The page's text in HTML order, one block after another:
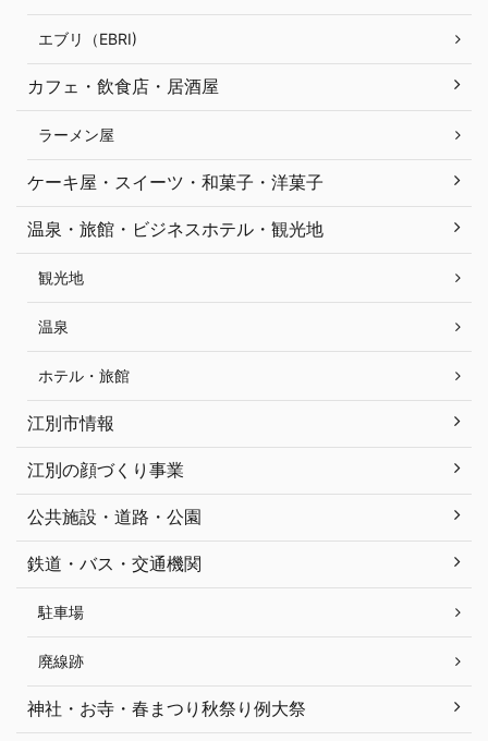
エブリ（EBRI)
カフェ・飲食店・居酒屋
ラーメン屋
ケーキ屋・スイーツ・和菓子・洋菓子
温泉・旅館・ビジネスホテル・観光地
観光地
温泉
ホテル・旅館
江別市情報
江別の顔づくり事業
公共施設・道路・公園
鉄道・バス・交通機関
駐車場
廃線跡
神社・お寺・春まつり秋祭り例大祭